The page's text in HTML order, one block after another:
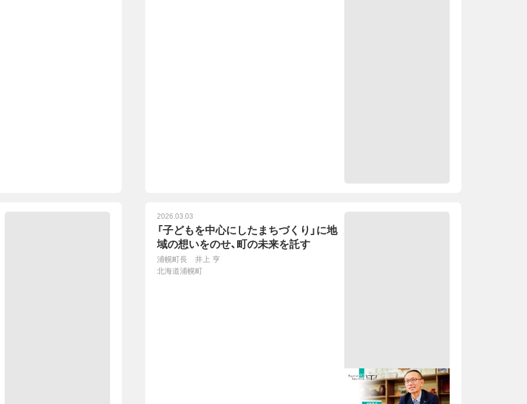
2026.03.03
「子どもを中心にしたまちづくり」に地
域の想いをのせ、町の未来を託す
浦幌町長 井上 亨
北海道浦幌町